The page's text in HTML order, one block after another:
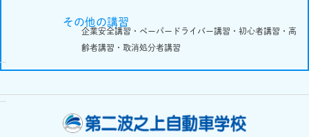
その他の講習
企業安全講習・ペーパードライバー講習・初心者講習・高
齢者講習・取消処分者講習